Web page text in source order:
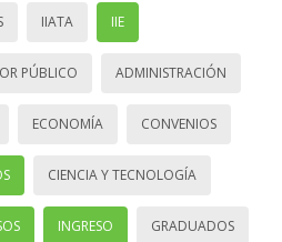
IIATA IIE
PÚBLICO ADMINISTRACIÓN
ECONOMÍA CONVENIOS
CIENCIA Y TECNOLOGÍA
INGRESO GRADUADOS